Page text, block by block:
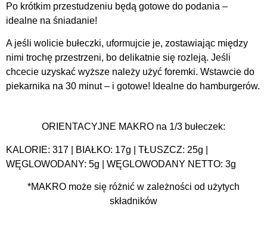
Po krótkim przestudzeniu będą gotowe do podania –
idealne na śniadanie!
A jeśli wolicie bułeczki, uformujcie je, zostawiając między
nimi trochę przestrzeni, bo delikatnie się rozleją. Jeśli
chcecie uzyskać wyższe należy użyć foremki. Wstawcie do
piekarnika na 30 minut – i gotowe! Idealne do hamburgerów.
ORIENTACYJNE MAKRO na 1/3 bułeczek:
KALORIE: 317 | BIAŁKO: 17g | TŁUSZCZ: 25g |
WĘGLOWODANY: 5g | WĘGLOWODANY NETTO: 3g
*MAKRO może się różnić w zależności od użytych
składników